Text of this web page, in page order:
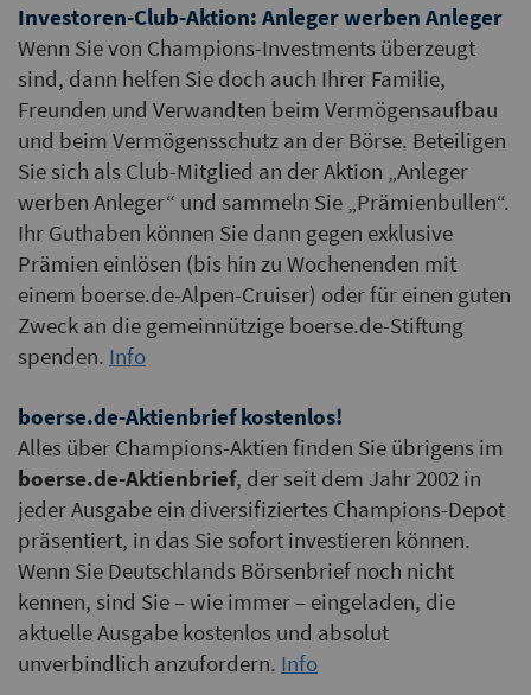
Investoren-Club-Aktion: Anleger werben Anleger
Wenn Sie von Champions-Investments überzeugt
sind, dann helfen Sie doch auch Ihrer Familie,
Freunden und Verwandten beim Vermögensaufbau
und beim Vermögensschutz an der Börse. Beteiligen
Sie sich als Club-Mitglied an der Aktion „Anleger
werben Anleger“ und sammeln Sie „Prämienbullen“.
Ihr Guthaben können Sie dann gegen exklusive
Prämien einlösen (bis hin zu Wochenenden mit
einem boerse.de-Alpen-Cruiser) oder für einen guten
Zweck an die gemeinnützige boerse.de-Stiftung
spenden. Info
boerse.de-Aktienbrief kostenlos!
Alles über Champions-Aktien finden Sie übrigens im
boerse.de-Aktienbrief, der seit dem Jahr 2002 in
jeder Ausgabe ein diversifiziertes Champions-Depot
präsentiert, in das Sie sofort investieren können.
Wenn Sie Deutschlands Börsenbrief noch nicht
kennen, sind Sie – wie immer – eingeladen, die
aktuelle Ausgabe kostenlos und absolut
unverbindlich anzufordern. Info